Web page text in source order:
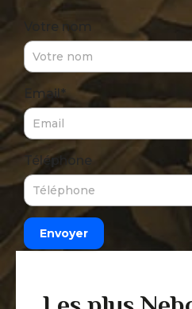
Votre nom
Email*
Téléphone
Envoyer